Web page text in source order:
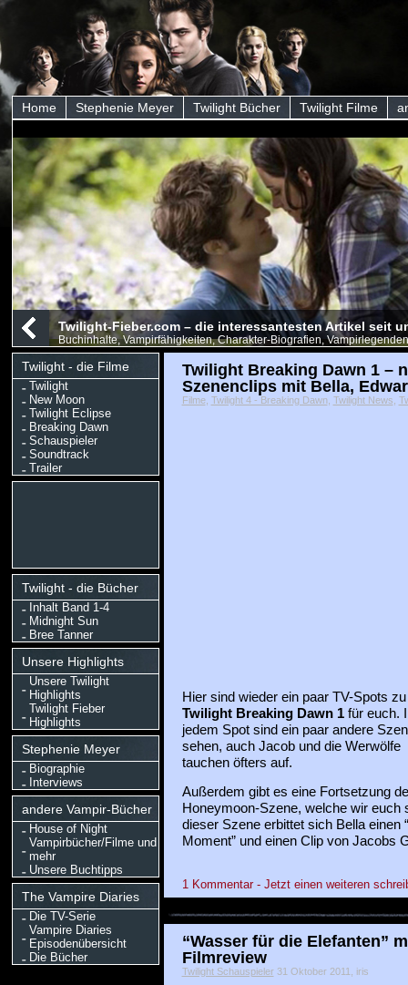
Home Stephenie Meyer Twilight Bücher Twilight Filme
Twilight-Fieber.com – die interessantesten Artikel seit
Buchinhalte, Vampirfähigkeiten, Charakter-Biografien,
Twilight - die Filme
Twilight
New Moon
Twilight Eclipse
Breaking Dawn
Schauspieler
Soundtrack
Trailer
Twilight - die Bücher
Inhalt Band 1-4
Midnight Sun
Bree Tanner
Unsere Highlights
Unsere Twilight
Highlights
Twilight Fieber
Highlights
Stephenie Meyer
Biographie
Interviews
andere Vampir-Bücher
House of Night
Vampirbücher/Filme und
mehr
Unsere Buchtipps
The Vampire Diaries
Die TV-Serie
Vampire Diaries
Episodenübersicht
Die Bücher
Twilight Breaking Dawn 1 –
Szenenclips mit Bella,
Filme, Twilight 4 - Breaking Dawn, Twilight News
Hier sind wieder ein paar TV-Spots zu
Twilight Breaking Dawn 1für euch.
jedem Spot sind ein paar andere
sehen, auch Jacob und die Werwölfe
tauchen öfters auf.
Außerdem gibt es eine Fortsetzung
Honeymoon-Szene, welche wir euch
dieser Szene erbittet sich Bella einen
Moment” und einen Clip von Jacobs
1 Kommentar - Jetzt einen weiteren
“Wasser für die Elefanten”
Filmreview
Twilight Schauspieler31 Oktober 2011, iris